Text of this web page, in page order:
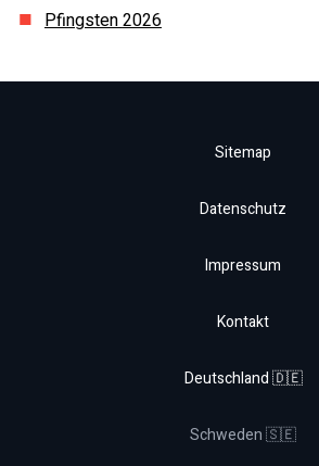
Pfingsten2026
Sitemap
Datenschutz
Impressum
Kontakt
Deutschland 🇩🇪
Schweden 🇸🇪